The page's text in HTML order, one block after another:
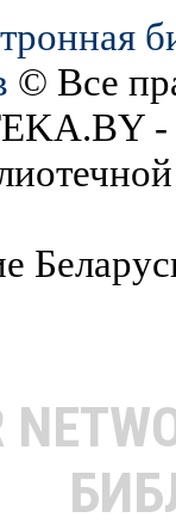
© Все
-